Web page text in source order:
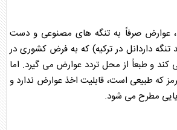
عوارض صرفاً به تنگه های مصنوعی و دست
تنگه داردانل در ترکیه) که به فرض کشوری در
کند و طبعاً از محل تردد عوارض می گیرد. اما
که طبیعی است، قابلیت اخذ عوارض ندارد و
مطرح می شود.